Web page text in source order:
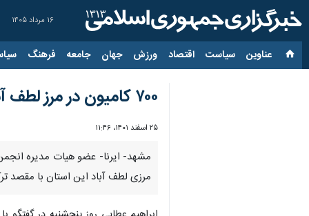
۱۶ مرداد ۱۴۰۵
عناوین‌ سیاست اقتصاد ورزش جهان جامعه فرهنگ
۷۰۰ کامیون در مرز لطف آباد خراسان رضوی در انتظار ورود به ترکمنستان هستند
۲۵ اسفند ۱۴۰۱، ۱۱:۴۶